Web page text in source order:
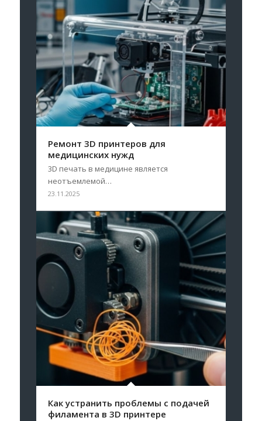
Ремонт 3D принтеров для
медицинских нужд
3D печать в медицине является
неотъемлемой…
23.11.2025
Как устранить проблемы с подачей
филамента в 3D принтере